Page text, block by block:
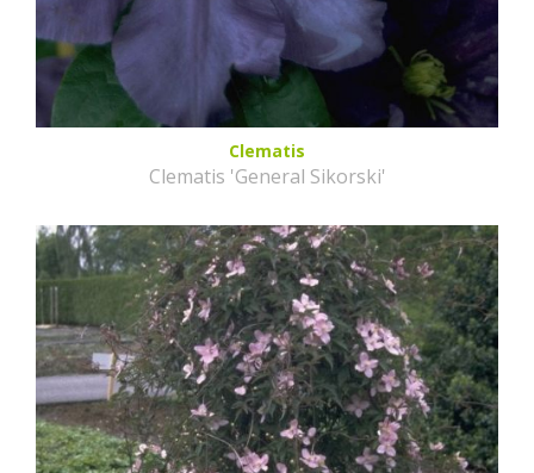
Clematis
Clematis 'General Sikorski'